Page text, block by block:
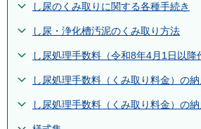
し尿のくみ取りに関する各種手続き
し尿・浄化槽汚泥のくみ取り方法
し尿処理手数料（令和8年4月1日以降
し尿処理手数料（くみ取り料金）の
し尿処理手数料（くみ取り料金）の